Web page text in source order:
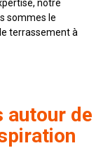
notre
sommes le
terrassement à
autour de